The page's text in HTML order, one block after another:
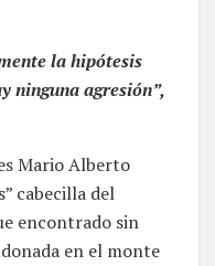
la hipótesis
ninguna agresión”,
Mario Alberto
cabecilla del
encontrado sin
en el monte